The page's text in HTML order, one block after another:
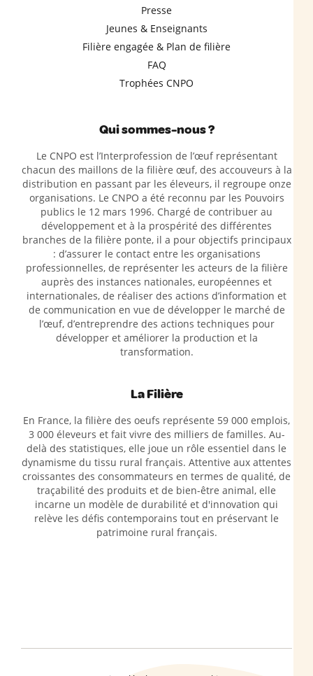
Presse
Jeunes & Enseignants
Filière engagée & Plan de filière
FAQ
Trophées CNPO
Qui sommes-nous ?
Le CNPO est l’Interprofession de l’œuf représentant
chacun des maillons de la filière œuf, des accouveurs à la
distribution en passant par les éleveurs, il regroupe onze
organisations. Le CNPO a été reconnu par les Pouvoirs
publics le 12 mars 1996. Chargé de contribuer au
développement et à la prospérité des différentes
branches de la filière ponte, il a pour objectifs principaux
: d’assurer le contact entre les organisations
professionnelles, de représenter les acteurs de la filière
auprès des instances nationales, européennes et
internationales, de réaliser des actions d’information et
de communication en vue de développer le marché de
l’œuf, d’entreprendre des actions techniques pour
développer et améliorer la production et la
transformation.
La Filière
En France, la filière des oeufs représente 59 000 emplois,
3 000 éleveurs et fait vivre des milliers de familles. Au-
delà des statistiques, elle joue un rôle essentiel dans le
dynamisme du tissu rural français. Attentive aux attentes
croissantes des consommateurs en termes de qualité, de
traçabilité des produits et de bien-être animal, elle
incarne un modèle de durabilité et d'innovation qui
relève les défis contemporains tout en préservant le
patrimoine rural français.